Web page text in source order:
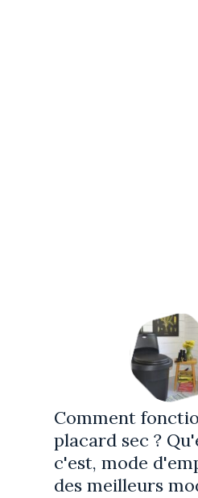
Comment
placard sec ?
c'est, mode
des meilleurs